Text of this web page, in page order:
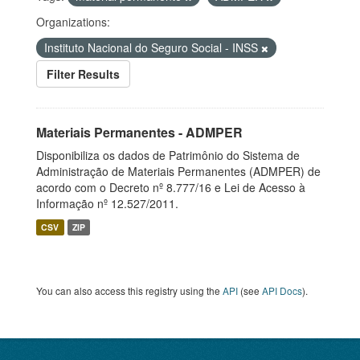
Organizations:
Instituto Nacional do Seguro Social - INSS
Filter Results
Materiais Permanentes - ADMPER
Disponibiliza os dados de Patrimônio do Sistema de
Administração de Materiais Permanentes (ADMPER) de
acordo com o Decreto nº 8.777/16 e Lei de Acesso à
Informação nº 12.527/2011.
CSV ZIP
You can also access this registry using the API (see API Docs).